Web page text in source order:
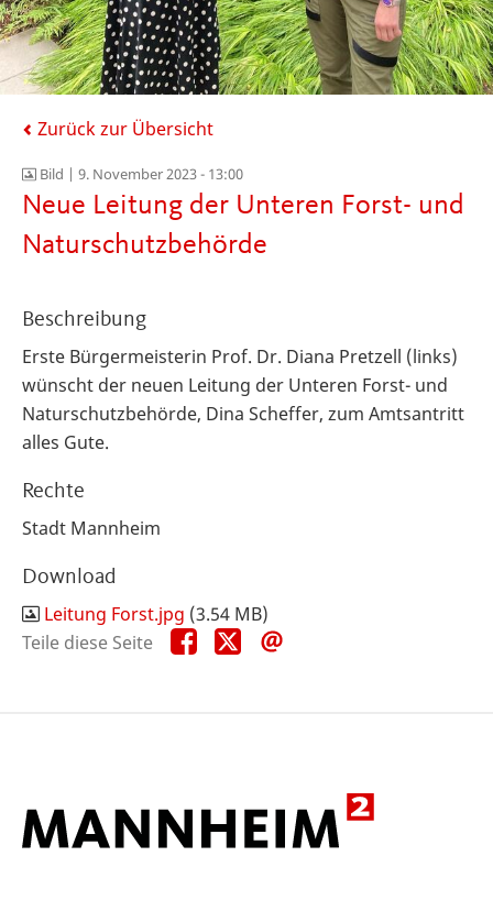
Zurück zur Übersicht
Bild | 9. November 2023 - 13:00
Neue Leitung der Unteren Forst- und
Naturschutzbehörde
Beschreibung
Erste Bürgermeisterin Prof. Dr. Diana Pretzell (links)
wünscht der neuen Leitung der Unteren Forst- und
Naturschutzbehörde, Dina Scheffer, zum Amtsantritt
alles Gute.
Rechte
Stadt Mannheim
Download
Leitung Forst.jpg (3.54 MB)
Teile diese Seite
Teile
diese
Teile
diese